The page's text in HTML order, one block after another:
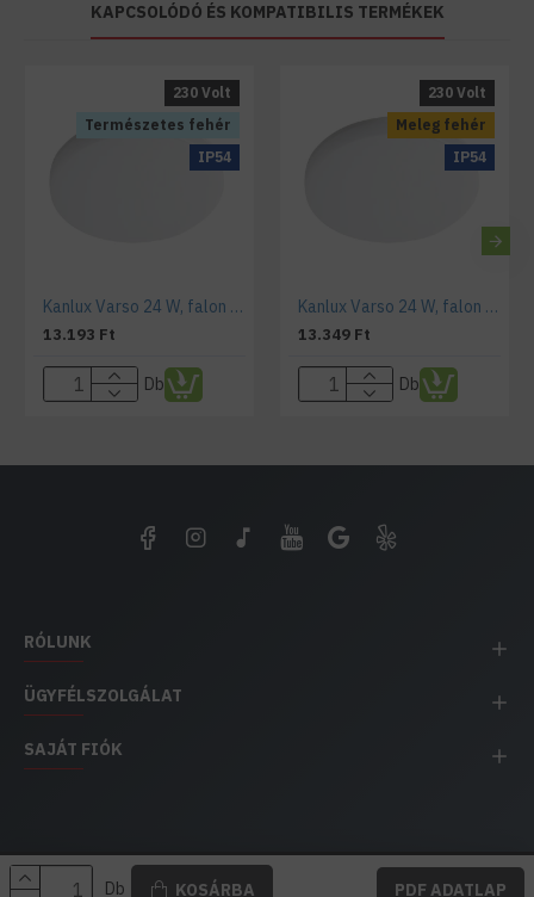
Db KOSÁRBA PDF ADATLAP
KAPCSOLÓDÓ ÉS KOMPATIBILIS TERMÉKEK
Természetes fehér
230 Volt
IP54
Kanlux Varso 24 W, falon kívüli led lámpa 4000 K IP54
13.193 Ft
Db
Meleg fehér
230 Volt
IP54
Kanlux Varso 24 W, falon kívüli led lámpa 3000 K IP54
13.349 Ft
Db
RÓLUNK
ÜGYFÉLSZOLGÁLAT
SAJÁT FIÓK
EH IMPEX / Copyright © 1991-2025 Energia Háza